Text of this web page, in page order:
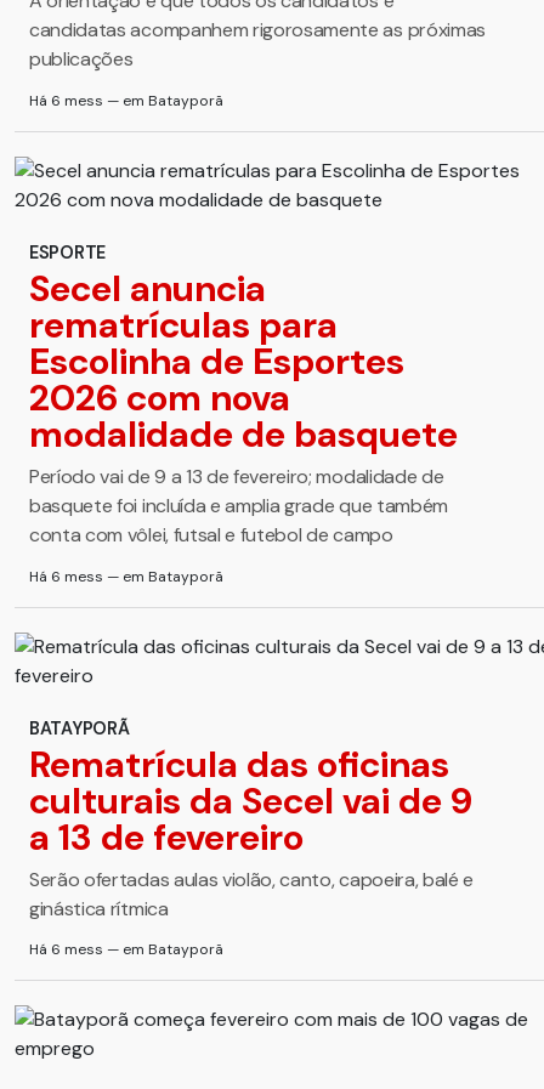
candidatas acompanhem rigorosamente as próximas
publicações
Há 6 mess — em Batayporã
ESPORTE
Secel anuncia
rematrículas para
Escolinha de Esportes
2026 com nova
modalidade de basquete
Período vai de 9 a 13 de fevereiro; modalidade de
basquete foi incluída e amplia grade que também
conta com vôlei, futsal e futebol de campo
Há 6 mess — em Batayporã
BATAYPORÃ
Rematrícula das oficinas
culturais da Secel vai de 9
a 13 de fevereiro
Serão ofertadas aulas violão, canto, capoeira, balé e
ginástica rítmica
Há 6 mess — em Batayporã